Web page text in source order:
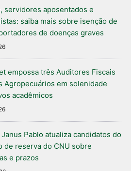
servidores aposentados e
saiba mais sobre isenção de
de doenças graves
empossa três Auditores Fiscais
Agropecuários em solenidade
acadêmicos
Janus Pablo atualiza candidatos do
de reserva do CNU sobre
e prazos